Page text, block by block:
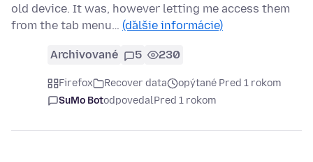
old device. It was, however letting me access them
from the tab menu… (ďalšie informácie)
Archivované 5 230
Firefox Recover data
opýtané Pred 1 rokom
SuMo BotodpovedalPred 1 rokom